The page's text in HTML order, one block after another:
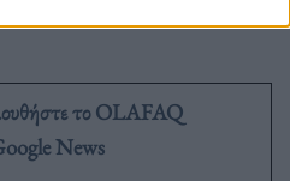
το OLAFAQ
News